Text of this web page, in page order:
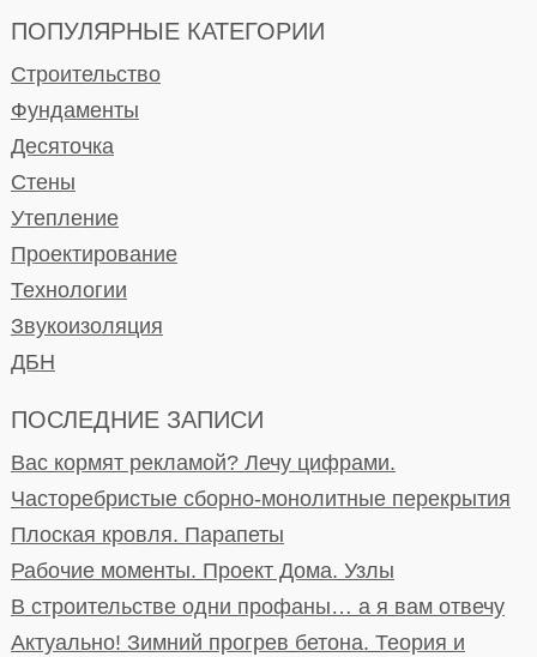
ПОПУЛЯРНЫЕ КАТЕГОРИИ
Строительство
Фундаменты
Десяточка
Стены
Утепление
Проектирование
Технологии
Звукоизоляция
ДБН
ПОСЛЕДНИЕ ЗАПИСИ
Вас кормят рекламой? Лечу цифрами.
Часторебристые сборно-монолитные перекрытия
Плоская кровля. Парапеты
Рабочие моменты. Проект Дома. Узлы
В строительстве одни профаны… а я вам отвечу
Актуально! Зимний прогрев бетона. Теория и